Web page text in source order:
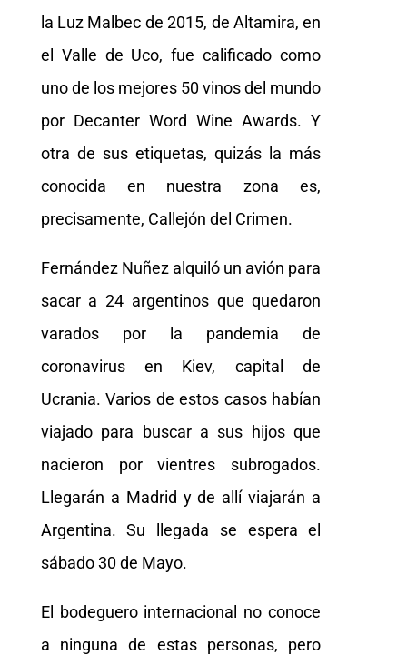
la Luz Malbec de 2015, de Altamira, en
el Valle de Uco, fue calificado como
uno de los mejores 50 vinos del mundo
por Decanter Word Wine Awards. Y
otra de sus etiquetas, quizás la más
conocida en nuestra zona es,
precisamente, Callejón del Crimen.
Fernández Nuñez alquiló un avión para
sacar a 24 argentinos que quedaron
varados por la pandemia de
coronavirus en Kiev, capital de
Ucrania. Varios de estos casos habían
viajado para buscar a sus hijos que
nacieron por vientres subrogados.
Llegarán a Madrid y de allí viajarán a
Argentina. Su llegada se espera el
sábado 30 de Mayo.
El bodeguero internacional no conoce
a ninguna de estas personas, pero